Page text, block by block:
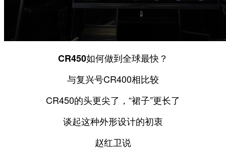
CR450如何做到全球最快？
与复兴号CR400相比较
CR450的头更尖了，“裙子”更长了
谈起这种外形设计的初衷
赵红卫说